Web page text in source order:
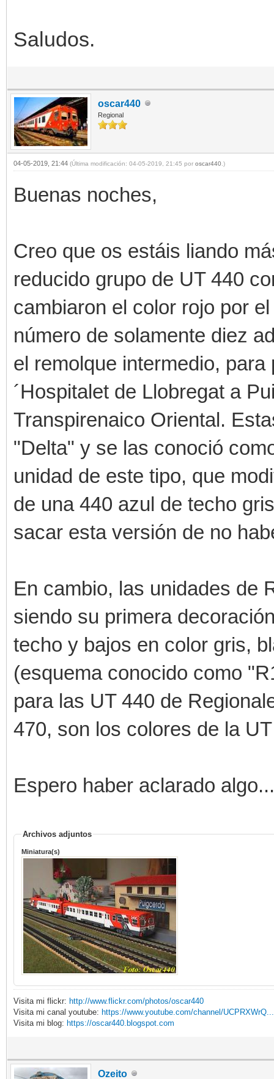
Saludos.
oscar440
Regional
04-05-2019, 21:44 (Última modificación: 04-05-2019, 21:45 por oscar440 .)
Buenas noches,
Creo que os estáis liando
reducido grupo de UT 440
cambiaron el color rojo por
número de solamente diez
el remolque intermedio,
´Hospitalet de Llobregat a
Transpirenaico Oriental.
"Delta" y se las conoció
unidad de este tipo, que
de una 440 azul de techo
sacar esta versión de no
En cambio, las unidades de
siendo su primera
techo y bajos en color gris,
(esquema conocido como
para las UT 440 de
470, son los colores de la
Espero haber aclarado algo...
Archivos adjuntos
Miniatura(s)
Visita mi flickr: http://www.flickr.com/photos/oscar440
Visita mi canal youtube: https://www.youtube.com/channel/
Visita mi blog: https://oscar440.blogspot.com
Ozeito